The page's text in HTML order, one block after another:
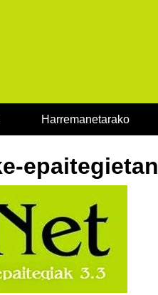
Harremanetarako
epaitegietan